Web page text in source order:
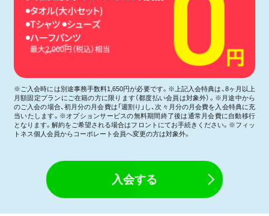
※ご入会時には別途事務手数料1,650円が必要です。※上記入会特典は、8ヶ月以上
月額固定プランにご在籍の方に限ります（都度払い会員は対象外）。※月途中から
のご入会の場合、初月分の月会費は「週割り」し、次々月分の月会費を入会特典に充
当いたします。※オプションサービスの無料期間終了後は通常月会費に自動移行
となります。解約をご希望される場合はフロントにてお手続きください。※フィッ
トネス個人会員からコーポレート会員へ変更の方は対象外。
入会する